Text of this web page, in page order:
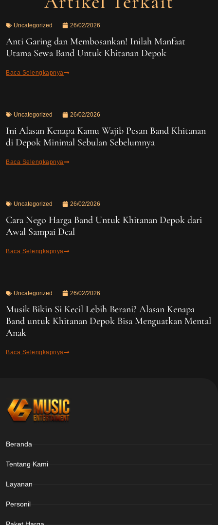
Uncategorized 26/02/2026
Anti Garing dan Membosankan! Inilah Manfaat
Utama Sewa Band Untuk Khitanan Depok
Baca Selengkapnya
Uncategorized 26/02/2026
Ini Alasan Kenapa Kamu Wajib Pesan Band Khitanan
di Depok Minimal Sebulan Sebelumnya
Baca Selengkapnya
Uncategorized 26/02/2026
Cara Nego Harga Band Untuk Khitanan Depok dari
Awal Sampai Deal
Baca Selengkapnya
Uncategorized 26/02/2026
Musik Bikin Si Kecil Lebih Berani? Alasan Kenapa
Band untuk Khitanan Depok Bisa Menguatkan Mental
Anak
Baca Selengkapnya
Beranda
Tentang Kami
Layanan
Personil